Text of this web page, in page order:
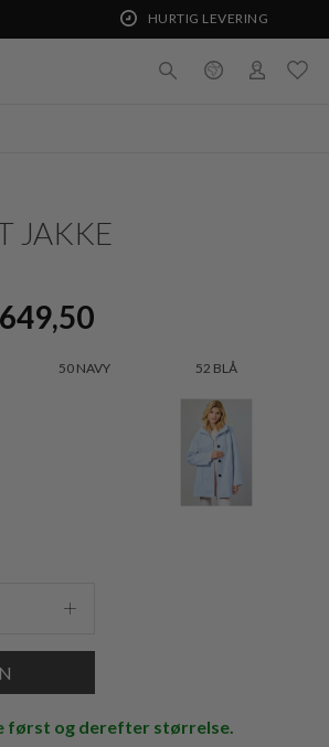
HURTIG LEVERING
JAKKE
50 NAVY 52 BLÅ
først og derefter størrelse.